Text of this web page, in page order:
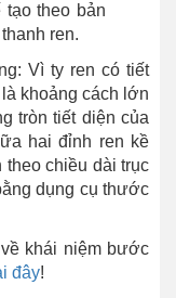
theo bản
ren.
Vì ty ren có tiết
khoảng cách lớn
tròn tiết diện của
hai đỉnh ren kề
chiều dài trục
dụng cụ thước
khái niệm bước
đây!